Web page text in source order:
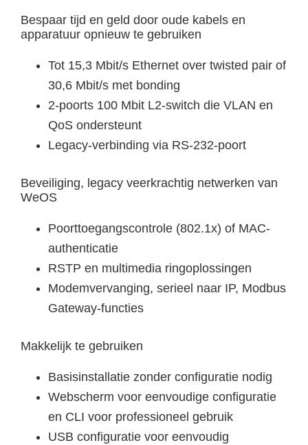
Bespaar tijd en geld door oude kabels en
apparatuur opnieuw te gebruiken
Tot 15,3 Mbit/s Ethernet over twisted pair of
30,6 Mbit/s met bonding
2-poorts 100 Mbit L2-switch die VLAN en
QoS ondersteunt
Legacy-verbinding via RS-232-poort
Beveiliging, legacy veerkrachtig netwerken van
WeOS
Poorttoegangscontrole (802.1x) of MAC-
authenticatie
RSTP en multimedia ringoplossingen
Modemvervanging, serieel naar IP, Modbus
Gateway-functies
Makkelijk te gebruiken
Basisinstallatie zonder configuratie nodig
Webscherm voor eenvoudige configuratie
en CLI voor professioneel gebruik
USB configuratie voor eenvoudig